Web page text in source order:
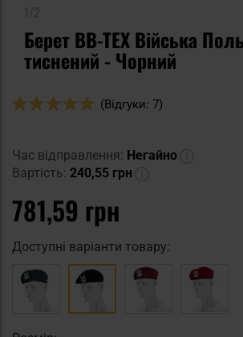
Берет BB-TEX Війська
тиснений - Чорний
Оцінка:
(Відгуки: 7)
Час відправлення: Негайно
Вартість: 240,55 грн
781,59 грн
Доступні варіанти товару: